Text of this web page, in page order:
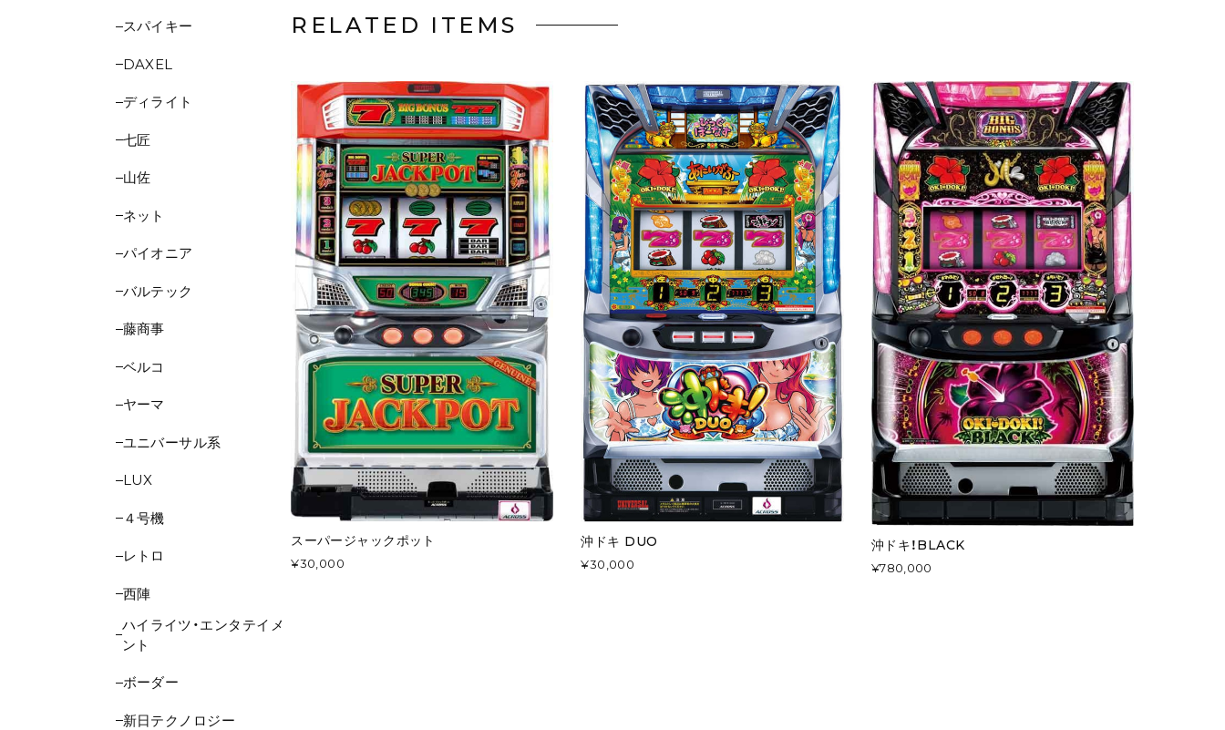
スパイキー
DAXEL
ディライト
七匠
山佐
ネット
パイオニア
バルテック
藤商事
ベルコ
ヤーマ
ユニバーサル系
LUX
４号機
レトロ
西陣
ハイライツ・エンタテイメ
ント
ボーダー
新日テクノロジー
RELATED ITEMS
スーパージャックポット
¥30,000
沖ドキ DUO
¥30,000
沖ドキ！BLACK
¥780,000